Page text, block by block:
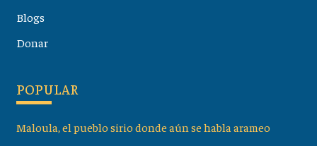
Blogs
Donar
POPULAR
Maloula, el pueblo sirio donde aún se habla arameo